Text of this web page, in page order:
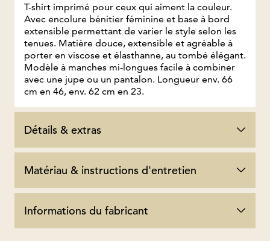
T-shirt imprimé pour ceux qui aiment la couleur.
Avec encolure bénitier féminine et base à bord
extensible permettant de varier le style selon les
tenues. Matière douce, extensible et agréable à
porter en viscose et élasthanne, au tombé élégant.
Modèle à manches mi-longues facile à combiner
avec une jupe ou un pantalon. Longueur env. 66
cm en 46, env. 62 cm en 23.
Détails & extras
Matériau & instructions d'entretien
Informations du fabricant